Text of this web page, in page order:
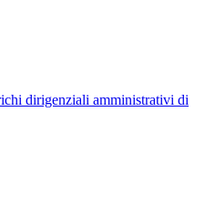
dirigenziali amministrativi di